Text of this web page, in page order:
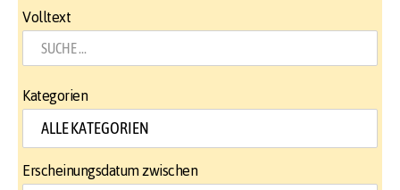
Volltext
Kategorien
Erscheinungsdatum zwischen